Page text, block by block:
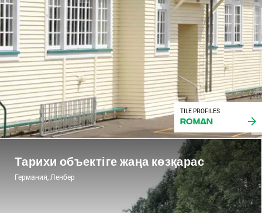
TILE PROFILES
Roman
Тарихи объектіге жаңа көзқарас
Германия, Ленбер